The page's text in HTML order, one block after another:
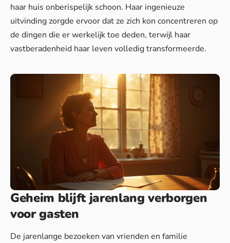
haar huis onberispelijk schoon. Haar ingenieuze
uitvinding zorgde ervoor dat ze zich kon concentreren op
de dingen die er werkelijk toe deden, terwijl haar
vastberadenheid haar leven volledig transformeerde.
Geheim blijft jarenlang verborgen
voor gasten
De jarenlange bezoeken van vrienden en familie